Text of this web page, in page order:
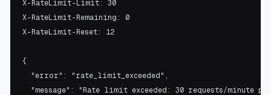
X-RateLimit-Limit: 30
X-RateLimit-Remaining: 0
X-RateLimit-Reset: 12
{
  "error": "rate_limit_exceeded",
"message": "Rate limit exceeded: 30 requests/minute